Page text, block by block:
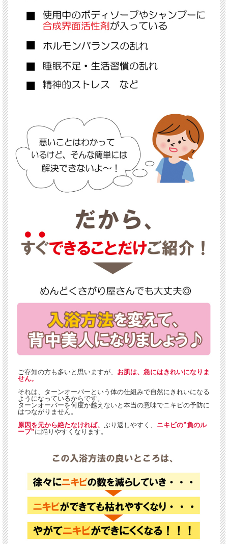
ご存知の方も多いと思いますが、 お肌は、急にはきれいになりま
せん。
それは、ターンオーバーという体の仕組みで自然にきれいになる
ようになっているからです。
ターンオーバーを何度か越えないと本当の意味でニキビの予防に
はつながりません。
原因を元から絶たなければ、 ぶり返しやすく、 ニキビの”負のル
ープ”に陥りやすくなります。